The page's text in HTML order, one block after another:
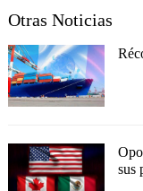
Otras Noticias
sus